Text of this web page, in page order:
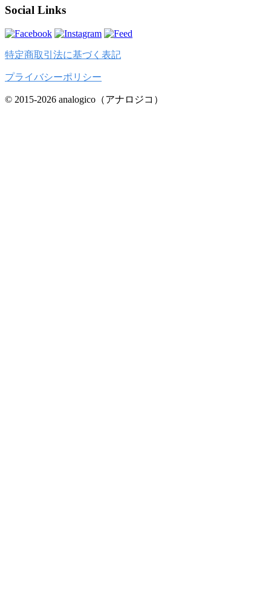
Social Links
特定商取引法に基づく表記
プライバシーポリシー
© 2015-2026 analogico（アナロジコ）